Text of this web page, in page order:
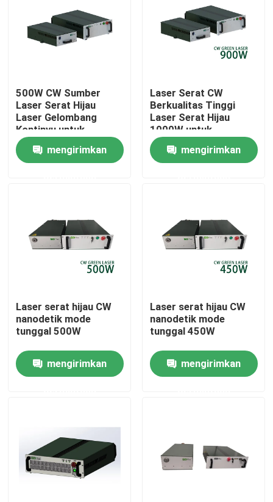
Rumah
Video
Pertunjukan VR
Tentang kami
Kontrol kualitas
Permintaan Penawaran
500W CW Sumber
Laser Serat Hijau
Laser Gelombang
Kontinyu untuk
Laserselinding
Percetakan Tembaga
300W 700W 1000W
mengirimkan
Laser Serat CW
Berkualitas Tinggi
Laser Serat Hijau
1000W untuk
Pemotongan Las
Logam mengirimkan
Laser serat hijau CW
nanodetik mode
tunggal 500W
mengirimkan
Laser serat hijau CW
nanodetik mode
tunggal 450W
mengirimkan